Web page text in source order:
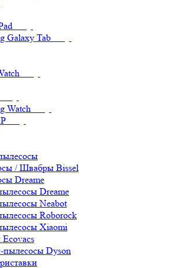
Galaxy Tab
Watch
/ Швабры Bissel
Dreame
Dreame
Neabot
Roborock
Xiaomi
пылесосы Dyson